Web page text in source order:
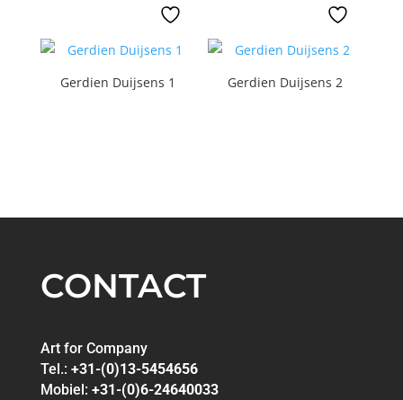
Gerdien Duijsens 1 Gerdien Duijsens 2
CONTACT
Art for Company
Tel.: +31-(0)13-5454656
Mobiel: +31-(0)6-24640033